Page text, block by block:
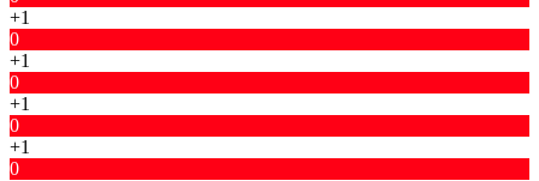
+1
0
+1
0
+1
0
+1
0